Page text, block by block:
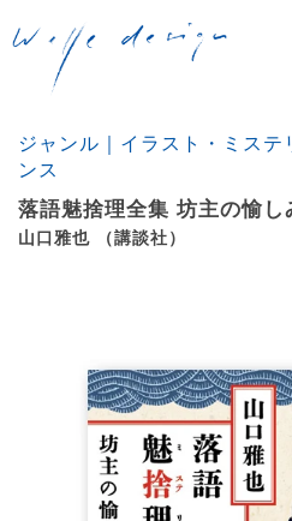
ジャンル｜イラスト・ミステ
ンス
落語魅捨理全集 坊主の愉し
山口雅也 （講談社）